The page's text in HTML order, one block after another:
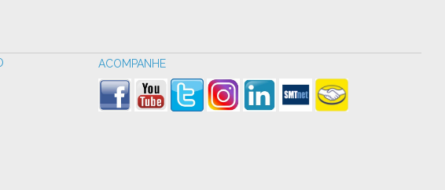
ACOMPANHE